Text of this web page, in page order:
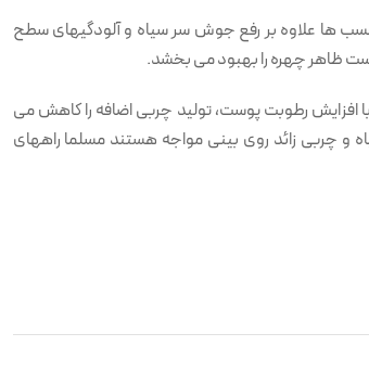
ها علاوه بر رفع جوش سر سیاه و آلودگیهای سطح
ظاهر چهره را بهبود می بخشد.
افزایش رطوبت پوست، تولید چربی اضافه را کاهش می
زائد روی بینی مواجه هستند مسلما راههای